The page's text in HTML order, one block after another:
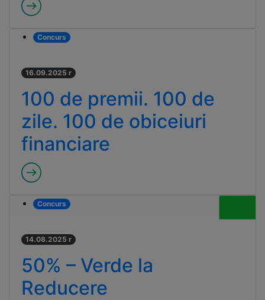
Concurs
16.09.2025 r
100 de premii. 100 de
zile. 100 de obiceiuri
financiare
Concurs
14.08.2025 r
50% – Verde la
Reducere